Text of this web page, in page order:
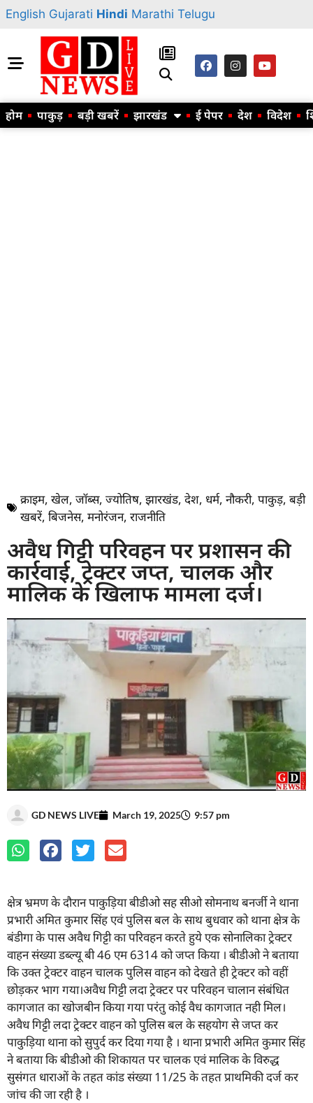
English Gujarati Hindi Marathi Telugu
होम पाकुड़ बड़ी खबरें झारखंड ई पेपर देश विदेश
क्राइम, खेल, जॉब्स, ज्योतिष, झारखंड, देश, धर्म, नौकरी, पाकुड़, बड़ी
खबरें, बिजनेस, मनोरंजन, राजनीति
अवैध गिट्टी परिवहन पर प्रशासन की
कार्रवाई, ट्रेक्टर जप्त, चालक और
मालिक के खिलाफ मामला दर्ज।
GD NEWS LIVE March 19, 2025 9:57 pm
क्षेत्र भ्रमण के दौरान पाकुड़िया बीडीओ सह सीओ सोमनाथ बनर्जी ने थाना
प्रभारी अमित कुमार सिंह एवं पुलिस बल के साथ बुधवार को थाना क्षेत्र के
बंडीगा के पास अवैध गिट्टी का परिवहन करते हुये एक सोनालिका ट्रेक्टर
वाहन संख्या डब्ल्यू बी 46 एम 6314 को जप्त किया । बीडीओ ने बताया
कि उक्त ट्रेक्टर वाहन चालक पुलिस वाहन को देखते ही ट्रेक्टर को वहीं
छोड़कर भाग गया।अवैध गिट्टी लदा ट्रेक्टर पर परिवहन चालान संबंधित
कागजात का खोजबीन किया गया परंतु कोई वैध कागजात नही मिल।
अवैध गिट्टी लदा ट्रेक्टर वाहन को पुलिस बल के सहयोग से जप्त कर
पाकुड़िया थाना को सुपुर्द कर दिया गया है । थाना प्रभारी अमित कुमार सिंह
ने बताया कि बीडीओ की शिकायत पर चालक एवं मालिक के विरुद्ध
सुसंगत धाराओं के तहत कांड संख्या 11/25 के तहत प्राथमिकी दर्ज कर
जांच की जा रही है ।